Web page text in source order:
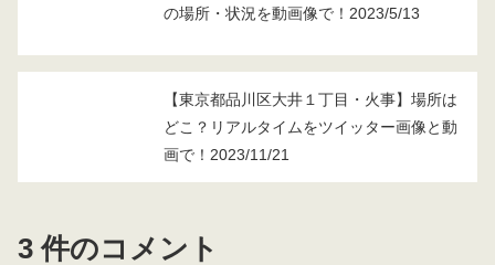
の場所・状況を動画像で！2023/5/13
【東京都品川区大井１丁目・火事】場所は
どこ？リアルタイムをツイッター画像と動
画で！2023/11/21
3 件のコメント